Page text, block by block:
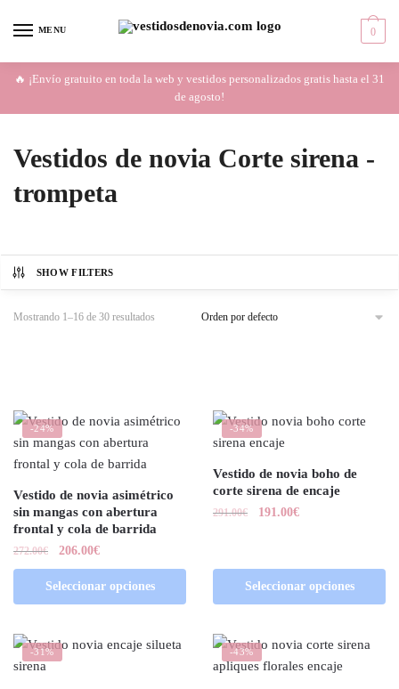
MENU 0
🔥 ¡Envío gratuito en toda la web y vestidos personalizados gratis hasta el 31
de agosto!
Vestidos de novia Corte sirena -
trompeta
SHOW FILTERS
Mostrando 1–16 de 30 resultados
-24%
Vestido de novia asimétrico
sin mangas con abertura
frontal y cola de barrida
272.00€ 206.00€
Seleccionar opciones
-34%
Vestido de novia boho de
corte sirena de encaje
291.00€ 191.00€
Seleccionar opciones
-31% -43%